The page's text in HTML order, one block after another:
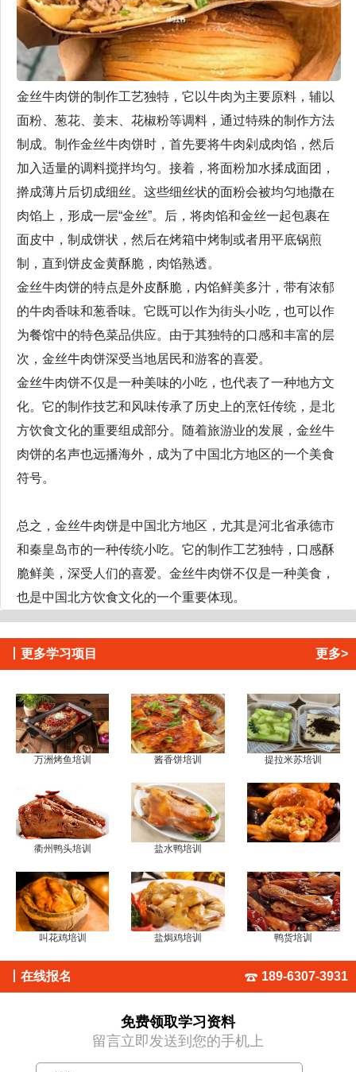
金丝牛肉饼的制作工艺独特，它以牛肉为主要原料，辅以
面粉、葱花、姜末、花椒粉等调料，通过特殊的制作方法
制成。制作金丝牛肉饼时，首先要将牛肉剁成肉馅，然后
加入适量的调料搅拌均匀。接着，将面粉加水揉成面团，
擀成薄片后切成细丝。这些细丝状的面粉会被均匀地撒在
肉馅上，形成一层“金丝”。后，将肉馅和金丝一起包裹在
面皮中，制成饼状，然后在烤箱中烤制或者用平底锅煎
制，直到饼皮金黄酥脆，肉馅熟透。
金丝牛肉饼的特点是外皮酥脆，内馅鲜美多汁，带有浓郁
的牛肉香味和葱香味。它既可以作为街头小吃，也可以作
为餐馆中的特色菜品供应。由于其独特的口感和丰富的层
次，金丝牛肉饼深受当地居民和游客的喜爱。
金丝牛肉饼不仅是一种美味的小吃，也代表了一种地方文
化。它的制作技艺和风味传承了历史上的烹饪传统，是北
方饮食文化的重要组成部分。随着旅游业的发展，金丝牛
肉饼的名声也远播海外，成为了中国北方地区的一个美食
符号。
总之，金丝牛肉饼是中国北方地区，尤其是河北省承德市
和秦皇岛市的一种传统小吃。它的制作工艺独特，口感酥
脆鲜美，深受人们的喜爱。金丝牛肉饼不仅是一种美食，
也是中国北方饮食文化的一个重要体现。
更多学习项目 更多>
万洲烤鱼培训 酱香饼培训 提拉米苏培训
衢州鸭头培训 盐水鸭培训
叫花鸡培训 盐焗鸡培训 鸭货培训
在线报名 189-6307-3931
免费领取学习资料
留言立即发送到您的手机上